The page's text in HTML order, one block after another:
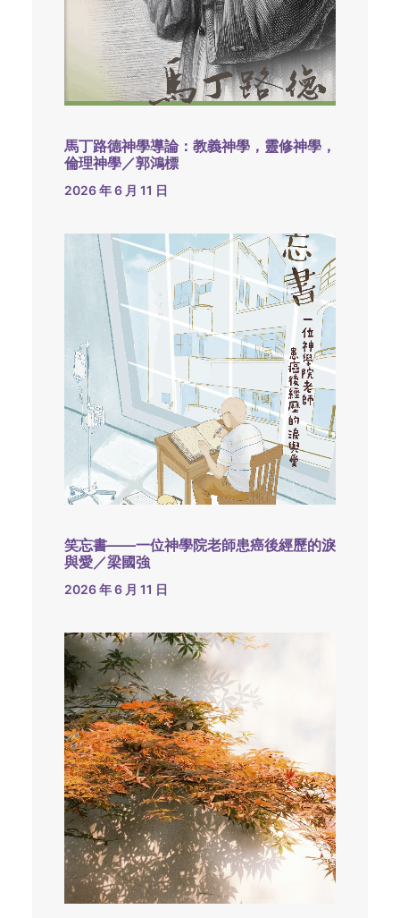
馬丁路德神學導論：教義神學，靈修神學，
倫理神學／郭鴻標
2026 年 6 月 11 日
笑忘書——一位神學院老師患癌後經歷的淚
與愛／梁國強
2026 年 6 月 11 日